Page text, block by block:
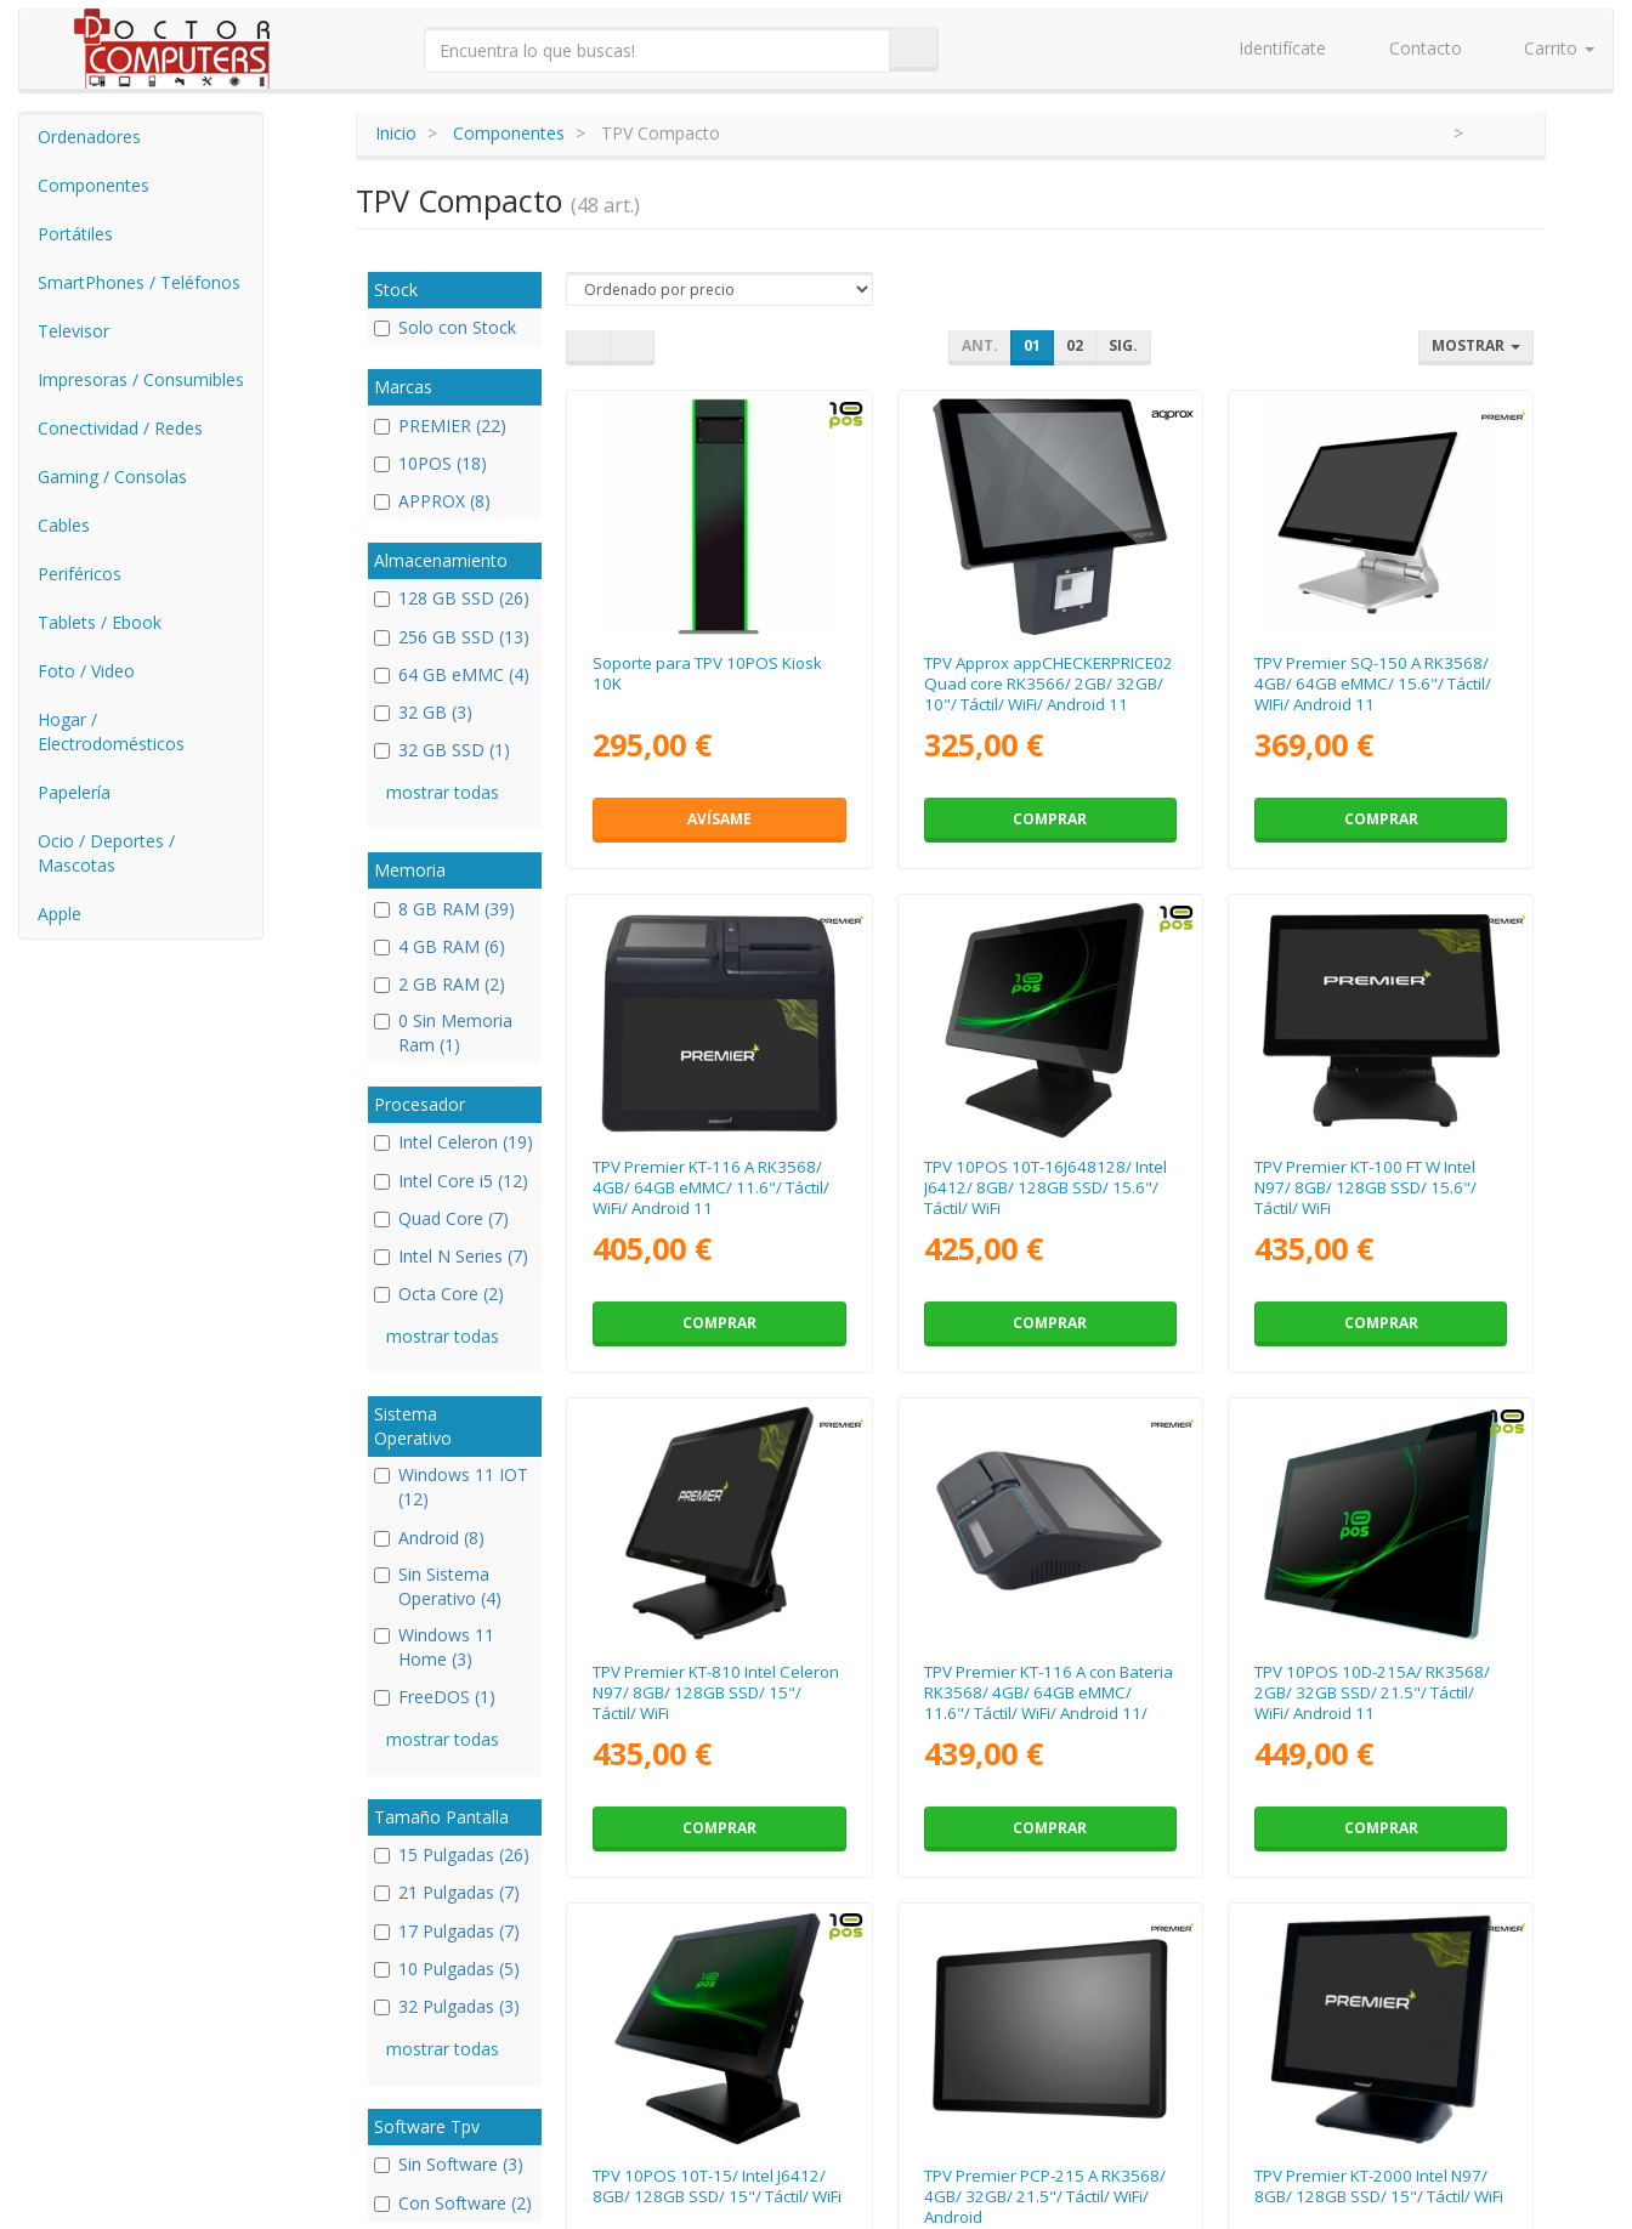
Identifícate Contacto Carrito
Ordenadores
Componentes
Portátiles
SmartPhones / Teléfonos
Televisor
Impresoras / Consumibles
Conectividad / Redes
Gaming / Consolas
Cables
Periféricos
Tablets / Ebook
Foto / Video
Hogar /
Electrodomésticos
Papelería
Ocio / Deportes /
Mascotas
Apple
Inicio Componentes TPV Compacto
TPV Compacto (48 art.)
Stock
Solo con Stock
Marcas
PREMIER (22)
10POS (18)
APPROX (8)
Almacenamiento
128 GB SSD (26)
256 GB SSD (13)
64 GB eMMC (4)
32 GB (3)
32 GB SSD (1)
mostrar todas
Memoria
8 GB RAM (39)
4 GB RAM (6)
2 GB RAM (2)
0 Sin Memoria
Ram (1)
Procesador
Intel Celeron (19)
Intel Core i5 (12)
Quad Core (7)
Intel N Series (7)
Octa Core (2)
mostrar todas
Sistema
Operativo
Windows 11 IOT
(12)
Android (8)
Sin Sistema
Operativo (4)
Windows 11
Home (3)
FreeDOS (1)
mostrar todas
Tamaño Pantalla
15 Pulgadas (26)
21 Pulgadas (7)
17 Pulgadas (7)
10 Pulgadas (5)
32 Pulgadas (3)
mostrar todas
Software Tpv
Sin Software (3)
Con Software (2)
ANT. 01 02 SIG. MOSTRAR
Soporte para TPV 10POS Kiosk
10K
295,00 €
AVÍSAME
TPV Approx appCHECKERPRICE02
Quad core RK3566/ 2GB/ 32GB/
10"/ Táctil/ WiFi/ Android 11
325,00 €
COMPRAR
TPV Premier SQ-150 A RK3568/
4GB/ 64GB eMMC/ 15.6"/ Táctil/
WIFi/ Android 11
369,00 €
COMPRAR
TPV Premier KT-116 A RK3568/
4GB/ 64GB eMMC/ 11.6"/ Táctil/
WiFi/ Android 11
405,00 €
COMPRAR
TPV 10POS 10T-16J648128/ Intel
J6412/ 8GB/ 128GB SSD/ 15.6"/
Táctil/ WiFi
425,00 €
COMPRAR
TPV Premier KT-100 FT W Intel
N97/ 8GB/ 128GB SSD/ 15.6"/
Táctil/ WiFi
435,00 €
COMPRAR
TPV Premier KT-810 Intel Celeron
N97/ 8GB/ 128GB SSD/ 15"/
Táctil/ WiFi
435,00 €
COMPRAR
TPV Premier KT-116 A con Bateria
RK3568/ 4GB/ 64GB eMMC/
11.6"/ Táctil/ WiFi/ Android 11/
439,00 €
COMPRAR
TPV 10POS 10D-215A/ RK3568/
2GB/ 32GB SSD/ 21.5"/ Táctil/
WiFi/ Android 11
449,00 €
COMPRAR
TPV 10POS 10T-15/ Intel J6412/
8GB/ 128GB SSD/ 15"/ Táctil/ WiFi
TPV Premier PCP-215 A RK3568/
4GB/ 32GB/ 21.5"/ Táctil/ WiFi/
Android
TPV Premier KT-2000 Intel N97/
8GB/ 128GB SSD/ 15"/ Táctil/ WiFi